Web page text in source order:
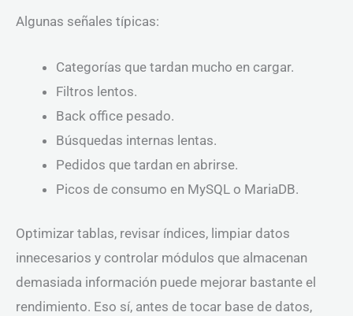
Algunas señales típicas:
Categorías que tardan mucho en cargar.
Filtros lentos.
Back office pesado.
Búsquedas internas lentas.
Pedidos que tardan en abrirse.
Picos de consumo en MySQL o MariaDB.
Optimizar tablas, revisar índices, limpiar datos
innecesarios y controlar módulos que almacenan
demasiada información puede mejorar bastante el
rendimiento. Eso sí, antes de tocar base de datos,